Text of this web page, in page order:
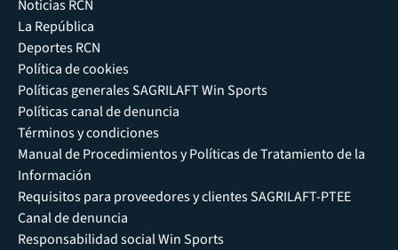
Noticias RCN
La República
Deportes RCN
Política de cookies
Políticas generales SAGRILAFT Win Sports
Políticas canal de denuncia
Términos y condiciones
Manual de Procedimientos y Políticas de Tratamiento de la
Información
Requisitos para proveedores y clientes SAGRILAFT-PTEE
Canal de denuncia
Responsabilidad social Win Sports